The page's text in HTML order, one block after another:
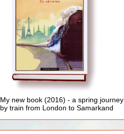
My new book (2016) - a spring journey
by train from London to Samarkand